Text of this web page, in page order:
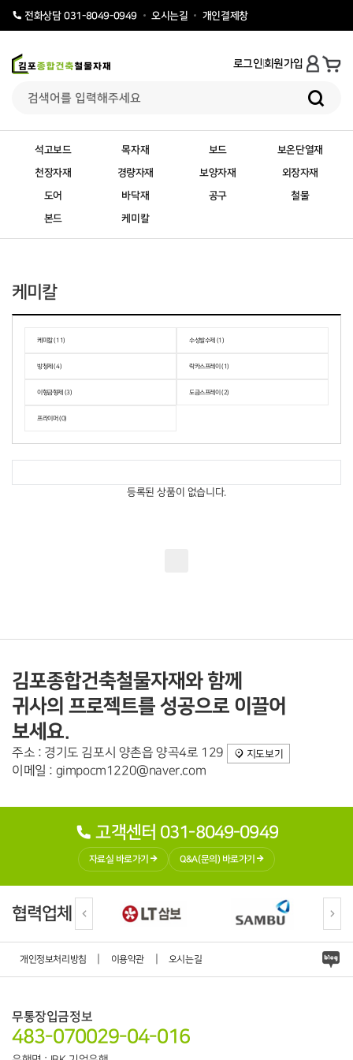
전화상담 031-8049-0949 오시는길 개인결제창
로그인회원가입
석고보드 목자재 보드 보온단열재
천장자재 경량자재 보양자재 외장자재
도어 바닥재 공구 철물
본드 케미칼
케미칼
케미칼 (11) 수성발수제 (1)
방청제 (4) 락카스프레이 (1)
이형금형제 (3) 도금스프레이 (2)
프라이머 (0)
등록된 상품이 없습니다.
김포종합건축철물자재와 함께
귀사의 프로젝트를 성공으로 이끌어
보세요.
주소 : 경기도 김포시 양촌읍 양곡4로 129 지도보기
이메일 : gimpocm1220@naver.com
고객센터 031-8049-0949
자료실 바로가기 Q&A(문의) 바로가기
협력업체
개인정보처리방침 이용약관 오시는길
무통장입금정보
483-070029-04-016